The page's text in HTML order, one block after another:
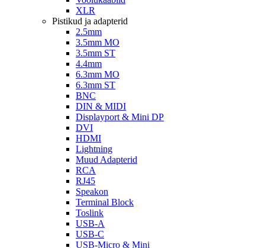
XLR
Pistikud ja adapterid
2.5mm
3.5mm MO
3.5mm ST
4.4mm
6.3mm MO
6.3mm ST
BNC
DIN & MIDI
Displayport & Mini DP
DVI
HDMI
Lightning
Muud Adapterid
RCA
RJ45
Speakon
Terminal Block
Toslink
USB-A
USB-C
USB-Micro & Mini